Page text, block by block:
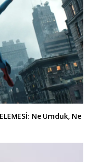
Ne Umduk, Ne